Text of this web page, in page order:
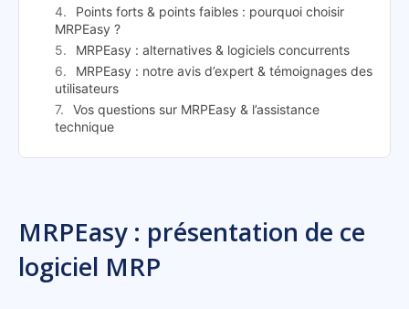
Points forts & points faibles : pourquoi choisir
MRPEasy ?
MRPEasy : alternatives & logiciels concurrents
MRPEasy : notre avis d’expert & témoignages des
utilisateurs
Vos questions sur MRPEasy & l’assistance
technique
MRPEasy : présentation de ce
logiciel MRP